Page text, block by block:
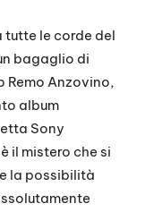
tutte le corde del
bagaglio di
Anzovino,
album
Sony
il mistero che si
la possibilità